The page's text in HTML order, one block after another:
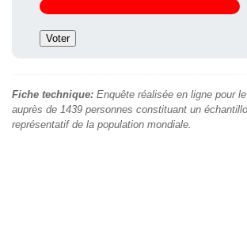
Fiche technique: Enquête réalisée en ligne pour
auprès de 1439 personnes constituant un
représentatif de la population mondiale.